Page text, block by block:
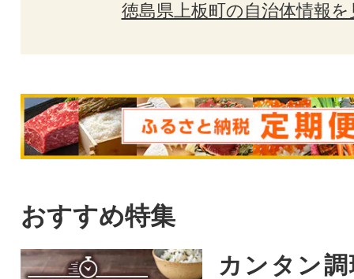
徳島県上板町の自治体情報を
おすすめ特集
カンタン